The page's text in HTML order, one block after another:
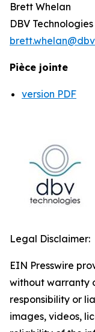
Brett Whelan
DBV Technologies
Pièce jointe
version PDF
Legal Disclaimer:
EIN Presswire
without warranty
responsibility or
images, videos,